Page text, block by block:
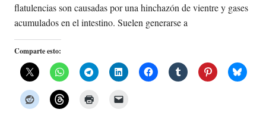
flatulencias son causadas por una hinchazón de vientre y gases
acumulados en el intestino. Suelen generarse a
Comparte esto: